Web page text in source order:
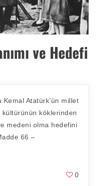
ve Hedefi
Kemal Atatürk’ün millet
kültürünün köklerinden
medeni olma hedefini
66 –
0